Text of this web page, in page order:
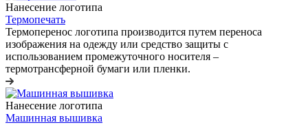
Нанесение логотипа
Термопечать
Термоперенос логотипа производится путем переноса
изображения на одежду или средство защиты с
использованием промежуточного носителя –
термотрансферной бумаги или пленки.
Нанесение логотипа
Машинная вышивка